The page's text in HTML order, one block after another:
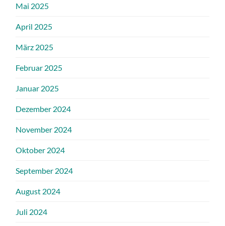
Mai 2025
April 2025
März 2025
Februar 2025
Januar 2025
Dezember 2024
November 2024
Oktober 2024
September 2024
August 2024
Juli 2024